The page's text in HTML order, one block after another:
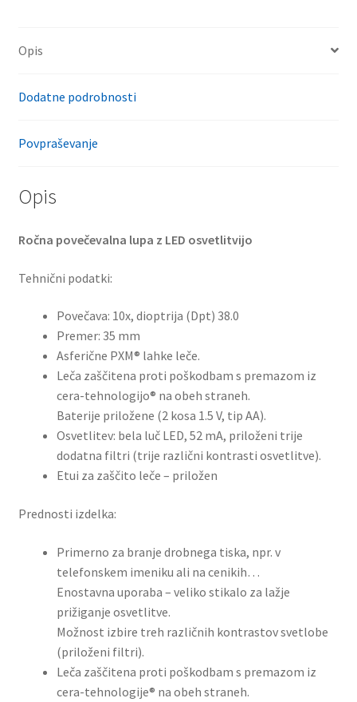
Opis
Dodatne podrobnosti
Povpraševanje
Opis
Ročna povečevalna lupa z LED osvetlitvijo
Tehnični podatki:
Povečava: 10x, dioptrija (Dpt) 38.0
Premer: 35 mm
Asferične PXM® lahke leče.
Leča zaščitena proti poškodbam s premazom iz
cera-tehnologijo® na obeh straneh.
Baterije priložene (2 kosa 1.5 V, tip AA).
Osvetlitev: bela luč LED, 52 mA, priloženi trije
dodatna filtri (trije različni kontrasti osvetlitve).
Etui za zaščito leče – priložen
Prednosti izdelka:
Primerno za branje drobnega tiska, npr. v
telefonskem imeniku ali na cenikih…
Enostavna uporaba – veliko stikalo za lažje
prižiganje osvetlitve.
Možnost izbire treh različnih kontrastov svetlobe
(priloženi filtri).
Leča zaščitena proti poškodbam s premazom iz
cera-tehnologije® na obeh straneh.